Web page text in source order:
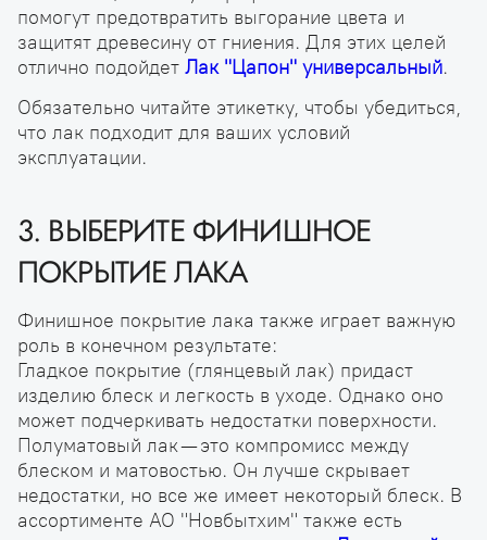
помогут предотвратить выгорание цвета и
защитят древесину от гниения. Для этих целей
отлично подойдет Лак "Цапон" универсальный.
Обязательно читайте этикетку, чтобы убедиться,
что лак подходит для ваших условий
эксплуатации.
3. ВЫБЕРИТЕ ФИНИШНОЕ
ПОКРЫТИЕ ЛАКА
Финишное покрытие лака также играет важную
роль в конечном результате:
Гладкое покрытие (глянцевый лак) придаст
изделию блеск и легкость в уходе. Однако оно
может подчеркивать недостатки поверхности.
Полуматовый лак — это компромисс между
блеском и матовостью. Он лучше скрывает
недостатки, но все же имеет некоторый блеск. В
ассортименте АО "Новбытхим" также есть